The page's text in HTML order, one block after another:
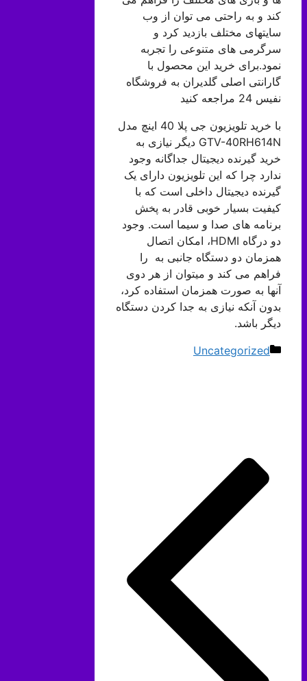
کند و به راحتی می توان از وب
سایتهای مختلف بازدید کرد و
سرگرمی های متنوعی را تجربه
نمود.برای خرید این محصول با
گارانتی اصلی گلدیران به فروشگاه
نفیس 24 مراجعه کنید
با خرید تلویزیون جی پلا 40 اینچ مدل
GTV-40RH614N دیگر نیازی به
خرید گیرنده دیجیتال جداگانه وجود
ندارد چرا که این تلویزیون دارای یک
گیرنده دیجیتال داخلی است که با
کیفیت بسیار خوبی قادر به پخش
برنامه های صدا و سیما است. وجود
دو درگاه HDMI، امکان اتصال
همزمان دو دستگاه جانبی به را
فراهم می کند و میتوان از هر دوی
آنها به صورت همزمان استفاده کرد،
بدون آنکه نیازی به جدا کردن دستگاه
دیگر باشد.
دسته‌ها
Uncategorized